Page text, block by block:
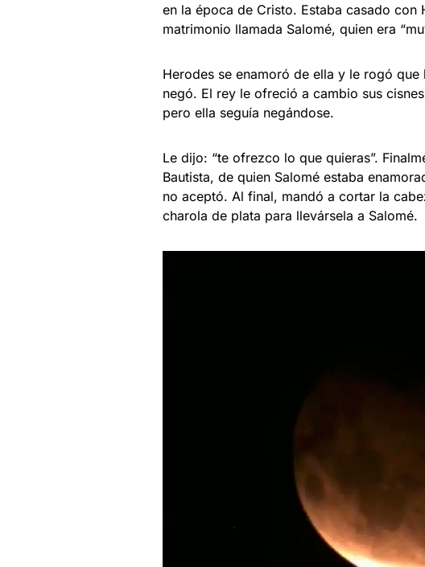
en la época de Cristo. Estaba casado con
matrimonio llamada Salomé, quien era
Herodes se enamoró de ella y le rogó que
negó. El rey le ofreció a cambio sus
pero ella seguía negándose.
Le dijo: “te ofrezco lo que quieras”.
Bautista, de quien Salomé estaba
no aceptó. Al final, mandó a cortar la
charola de plata para llevársela a Salomé.